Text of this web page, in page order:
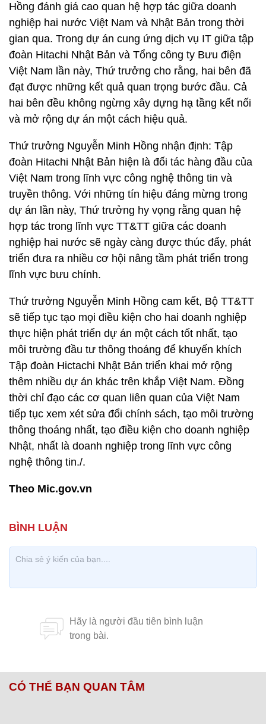
Hồng đánh giá cao quan hệ hợp tác giữa doanh
nghiệp hai nước Việt Nam và Nhật Bản trong thời
gian qua. Trong dự án cung ứng dịch vụ IT giữa tập
đoàn Hitachi Nhật Bản và Tổng công ty Bưu điện
Việt Nam lần này, Thứ trưởng cho rằng, hai bên đã
đạt được những kết quả quan trọng bước đầu. Cả
hai bên đều không ngừng xây dựng hạ tầng kết nối
và mở rộng dự án một cách hiệu quả.
Thứ trưởng Nguyễn Minh Hồng nhận định: Tập
đoàn Hitachi Nhật Bản hiện là đối tác hàng đầu của
Việt Nam trong lĩnh vực công nghệ thông tin và
truyền thông. Với những tín hiệu đáng mừng trong
dự án lần này, Thứ trưởng hy vọng rằng quan hệ
hợp tác trong lĩnh vực TT&TT giữa các doanh
nghiệp hai nước sẽ ngày càng được thúc đẩy, phát
triển đưa ra nhiều cơ hội nâng tầm phát triển trong
lĩnh vực bưu chính.
Thứ trưởng Nguyễn Minh Hồng cam kết, Bộ TT&TT
sẽ tiếp tục tạo mọi điều kiện cho hai doanh nghiệp
thực hiện phát triển dự án một cách tốt nhất, tạo
môi trường đầu tư thông thoáng để khuyến khích
Tập đoàn Hictachi Nhật Bản triển khai mở rộng
thêm nhiều dự án khác trên khắp Việt Nam. Đồng
thời chỉ đạo các cơ quan liên quan của Việt Nam
tiếp tục xem xét sửa đổi chính sách, tạo môi trường
thông thoáng nhất, tạo điều kiện cho doanh nghiệp
Nhật, nhất là doanh nghiệp trong lĩnh vực công
nghệ thông tin./.
Theo Mic.gov.vn
CÓ THỂ BẠN QUAN TÂM